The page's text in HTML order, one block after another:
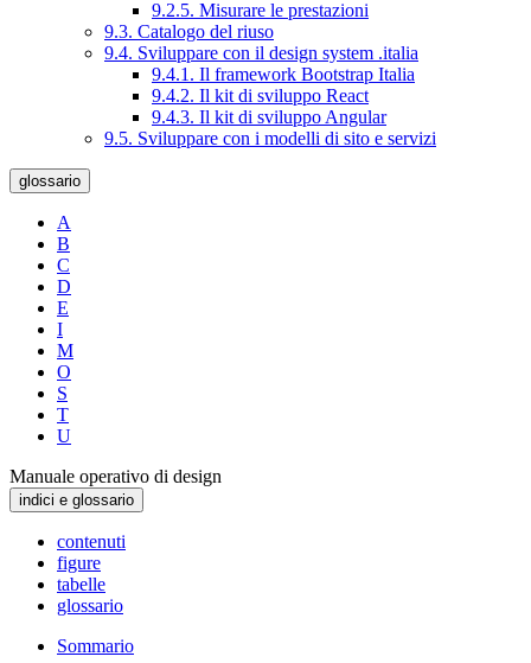
9.2.5. Misurare le prestazioni
9.3. Catalogo del riuso
9.4. Sviluppare con il design system .italia
9.4.1. Il framework Bootstrap Italia
9.4.2. Il kit di sviluppo React
9.4.3. Il kit di sviluppo Angular
9.5. Sviluppare con i modelli di sito e servizi
glossario
A
B
C
D
E
I
M
O
S
T
U
Manuale operativo di design
indici e glossario
contenuti
figure
tabelle
glossario
Sommario